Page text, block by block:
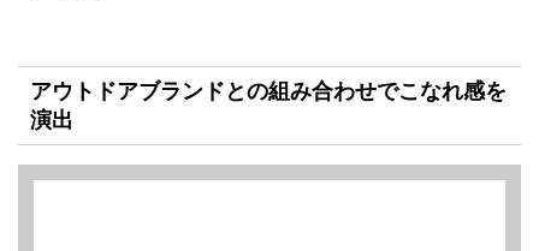
アウトドアブランドとの組み合わせでこなれ感を
演出